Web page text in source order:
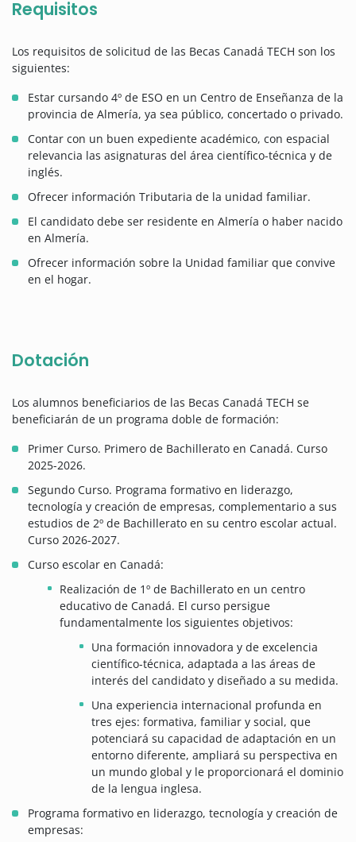
Requisitos
Los requisitos de solicitud de las Becas Canadá TECH son los
siguientes:
Estar cursando 4º de ESO en un Centro de Enseñanza de la
provincia de Almería, ya sea público, concertado o privado.
Contar con un buen expediente académico, con espacial
relevancia las asignaturas del área científico-técnica y de
inglés.
Ofrecer información Tributaria de la unidad familiar.
El candidato debe ser residente en Almería o haber nacido
en Almería.
Ofrecer información sobre la Unidad familiar que convive
en el hogar.
Dotación
Los alumnos beneficiarios de las Becas Canadá TECH se
beneficiarán de un programa doble de formación:
Primer Curso. Primero de Bachillerato en Canadá. Curso
2025-2026.
Segundo Curso. Programa formativo en liderazgo,
tecnología y creación de empresas, complementario a sus
estudios de 2º de Bachillerato en su centro escolar actual.
Curso 2026-2027.
Curso escolar en Canadá:
Realización de 1º de Bachillerato en un centro
educativo de Canadá. El curso persigue
fundamentalmente los siguientes objetivos:
Una formación innovadora y de excelencia
científico-técnica, adaptada a las áreas de
interés del candidato y diseñado a su medida.
Una experiencia internacional profunda en
tres ejes: formativa, familiar y social, que
potenciará su capacidad de adaptación en un
entorno diferente, ampliará su perspectiva en
un mundo global y le proporcionará el dominio
de la lengua inglesa.
Programa formativo en liderazgo, tecnología y creación de
empresas: